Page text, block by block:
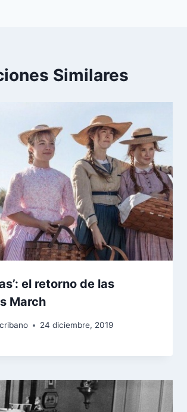
Similares
el retorno de las
March
24 diciembre, 2019